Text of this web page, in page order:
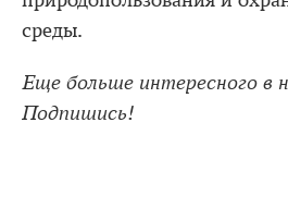
среды.
Еще больше интересного в
Подпишись!